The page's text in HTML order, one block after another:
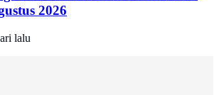
2026
lalu